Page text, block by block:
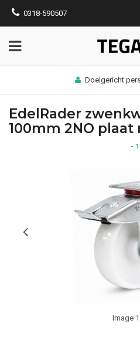
0318-590507
Doelgericht
EdelRader
100mm 2NO
- 1
Image 1